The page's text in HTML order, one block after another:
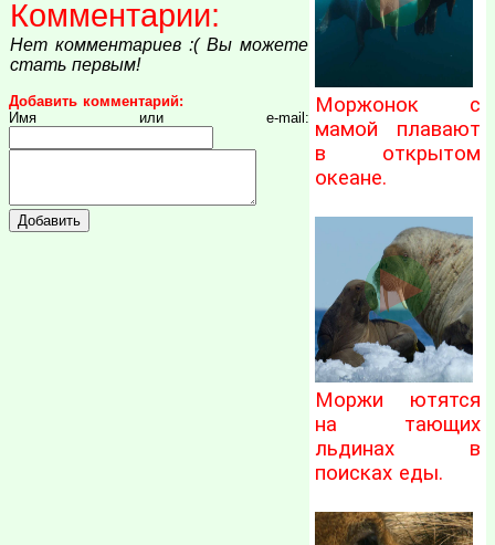
Комментарии:
Нет комментариев :( Вы можете
стать первым!
Добавить комментарий:
Имя или e-mail: Моржонок с
мамой плавают
в открытом
океане.
Моржи ютятся
на тающих
льдинах в
поисках еды.